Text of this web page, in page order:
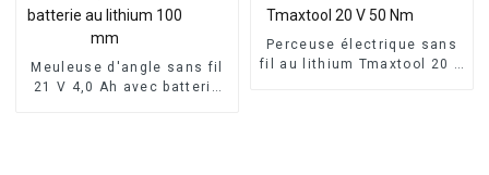
Meuleuse d'angle sans fil
21 V 4,0 Ah avec batterie
Perceuse électrique sans
fil au lithium Tmaxtool 20 V